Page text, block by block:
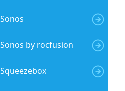
Sonos
Sonos by rocfusion
Squeezebox